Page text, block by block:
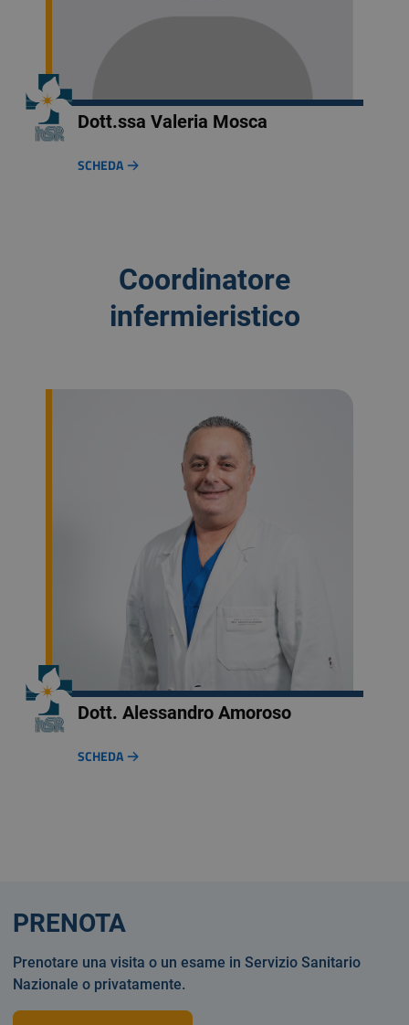
Dott.ssa Valeria Mosca
SCHEDA
Coordinatore
infermieristico
Dott. Alessandro Amoroso
SCHEDA
PRENOTA
Prenotare una visita o un esame in Servizio Sanitario
Nazionale o privatamente.